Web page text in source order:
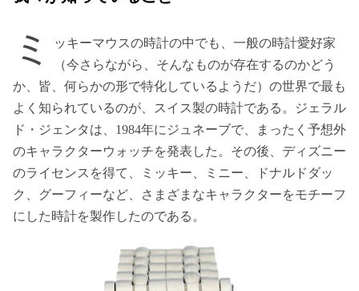
ミ
ッキーマウスの時計の中でも、一般の時計愛好家
（今さらながら、そんなものが存在するのかどう
か、皆、何らかの形で特化しているようだ）の世界で最も
よく知られているのが、スイス製の時計である。ジェラル
ド・ジェンタは、1984年にジュネーブで、まったく予想外
のキャラクターウォッチを発表した。その後、ディズニー
のライセンスを得て、ミッキー、ミニー、ドナルドダッ
ク、グーフィーなど、さまざまなキャラクターをモチーフ
にした時計を製作したのである。